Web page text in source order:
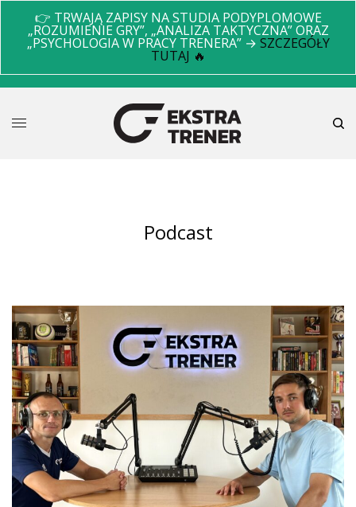
👉 TRWAJĄ ZAPISY NA STUDIA PODYPLOMOWE
„ROZUMIENIE GRY”, „ANALIZA TAKTYCZNA” ORAZ
„PSYCHOLOGIA W PRACY TRENERA” → SZCZEGÓŁY
TUTAJ 🔥
Podcast